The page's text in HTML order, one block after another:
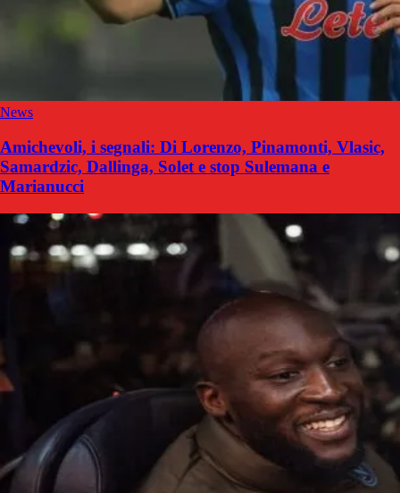
News
Amichevoli, i segnali: Di Lorenzo, Pinamonti, Vlasic,
Samardzic, Dallinga, Solet e stop Sulemana e
Marianucci